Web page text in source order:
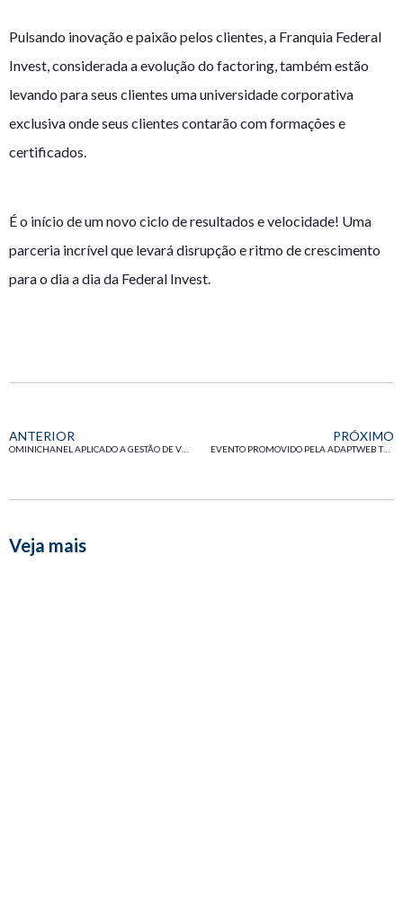
Pulsando inovação e paixão pelos clientes, a Franquia Federal
Invest, considerada a evolução do factoring, também estão
levando para seus clientes uma universidade corporativa
exclusiva onde seus clientes contarão com formações e
certificados.
É o início de um novo ciclo de resultados e velocidade! Uma
parceria incrível que levará disrupção e ritmo de crescimento
para o dia a dia da Federal Invest.
ANTERIOR PRÓXIMO
EVENTO PROMOVIDO PELA ADAPTWEB TEM VAGAS ESGOTADAS EM MENOS DE 30 DIAS DE DIVULGAÇÃO
Veja mais